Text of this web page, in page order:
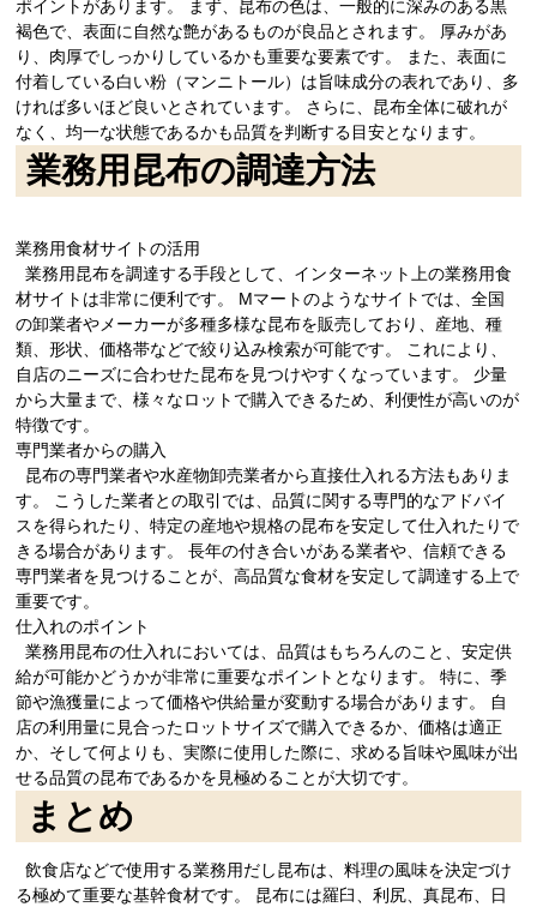
ポイントがあります。 まず、昆布の色は、一般的に深みのある黒
褐色で、表面に自然な艶があるものが良品とされます。 厚みがあ
り、肉厚でしっかりしているかも重要な要素です。 また、表面に
付着している白い粉（マンニトール）は旨味成分の表れであり、多
ければ多いほど良いとされています。 さらに、昆布全体に破れが
なく、均一な状態であるかも品質を判断する目安となります。
業務用昆布の調達方法
業務用食材サイトの活用
業務用昆布を調達する手段として、インターネット上の業務用食
材サイトは非常に便利です。 Mマートのようなサイトでは、全国
の卸業者やメーカーが多種多様な昆布を販売しており、産地、種
類、形状、価格帯などで絞り込み検索が可能です。 これにより、
自店のニーズに合わせた昆布を見つけやすくなっています。 少量
から大量まで、様々なロットで購入できるため、利便性が高いのが
特徴です。
専門業者からの購入
昆布の専門業者や水産物卸売業者から直接仕入れる方法もありま
す。 こうした業者との取引では、品質に関する専門的なアドバイ
スを得られたり、特定の産地や規格の昆布を安定して仕入れたりで
きる場合があります。 長年の付き合いがある業者や、信頼できる
専門業者を見つけることが、高品質な食材を安定して調達する上で
重要です。
仕入れのポイント
業務用昆布の仕入れにおいては、品質はもちろんのこと、安定供
給が可能かどうかが非常に重要なポイントとなります。 特に、季
節や漁獲量によって価格や供給量が変動する場合があります。 自
店の利用量に見合ったロットサイズで購入できるか、価格は適正
か、そして何よりも、実際に使用した際に、求める旨味や風味が出
せる品質の昆布であるかを見極めることが大切です。
まとめ
飲食店などで使用する業務用だし昆布は、料理の風味を決定づけ
る極めて重要な基幹食材です。 昆布には羅臼、利尻、真昆布、日